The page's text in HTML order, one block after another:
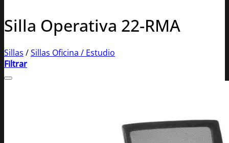
Silla Operativa 22-RMA
Sillas /Sillas Oficina / Estudio
Filtrar